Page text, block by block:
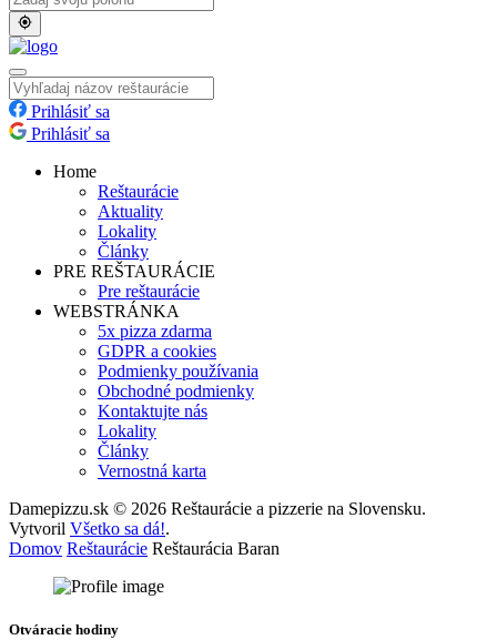
Prihlásiť sa
Prihlásiť sa
Home
Reštaurácie
Aktuality
Lokality
Články
PRE REŠTAURÁCIE
Pre reštaurácie
WEBSTRÁNKA
5x pizza zdarma
GDPR a cookies
Podmienky používania
Obchodné podmienky
Kontaktujte nás
Lokality
Články
Vernostná karta
Damepizzu.sk © 2026 Reštaurácie a pizzerie na Slovensku.
Vytvoril Všetko sa dá!.
Domov Reštaurácie Reštaurácia Baran
Otváracie hodiny